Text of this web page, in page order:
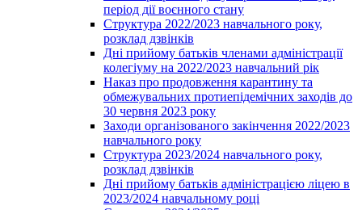
період дії воєнного стану
Структура 2022/2023 навчального року,
розклад дзвінків
Дні прийому батьків членами адміністрації
колегіуму на 2022/2023 навчальний рік
Наказ про продовження карантину та
обмежувальних протиепідемічних заходів до
30 червня 2023 року
Заходи організованого закінчення 2022/2023
навчального року
Структура 2023/2024 навчального року,
розклад дзвінків
Дні прийому батьків адміністрацією ліцею в
2023/2024 навчальному році